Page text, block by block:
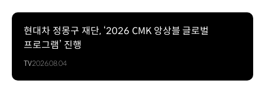
현대차 정몽구 재단, ‘2026 CMK 앙상블 글로벌
프로그램’ 진행
TV2026.08.04